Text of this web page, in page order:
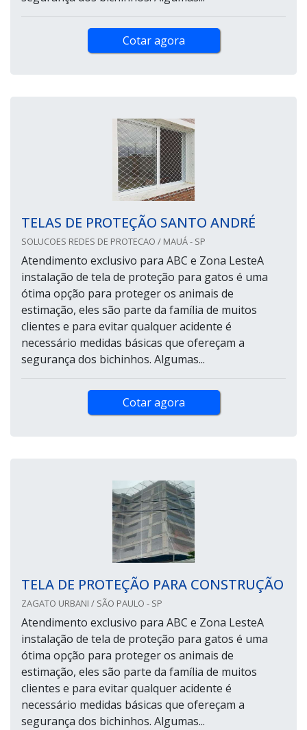
Cotar agora
TELAS DE PROTEÇÃO SANTO ANDRÉ
SOLUCOES REDES DE PROTECAO / MAUÁ - SP
Atendimento exclusivo para ABC e Zona LesteA
instalação de tela de proteção para gatos é uma
ótima opção para proteger os animais de
estimação, eles são parte da família de muitos
clientes e para evitar qualquer acidente é
necessário medidas básicas que ofereçam a
segurança dos bichinhos. Algumas...
Cotar agora
TELA DE PROTEÇÃO PARA CONSTRUÇÃO
ZAGATO URBANI / SÃO PAULO - SP
Atendimento exclusivo para ABC e Zona LesteA
instalação de tela de proteção para gatos é uma
ótima opção para proteger os animais de
estimação, eles são parte da família de muitos
clientes e para evitar qualquer acidente é
necessário medidas básicas que ofereçam a
segurança dos bichinhos. Algumas...